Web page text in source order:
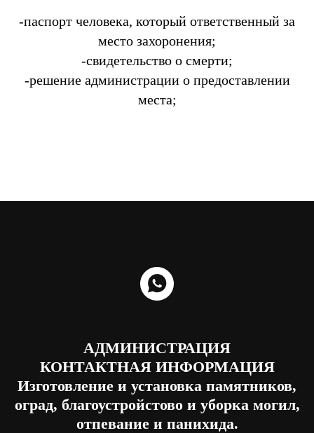
-паспорт человека, который ответственный за
место захоронения;
-свидетельство о смерти;
-решение администрации о предоставлении
места;
АДМИНИСТРАЦИЯ
КОНТАКТНАЯ ИНФОРМАЦИЯ
Изготовление и установка памятников,
оград, благоустройстово и уборка могил,
отпевание и панихида.